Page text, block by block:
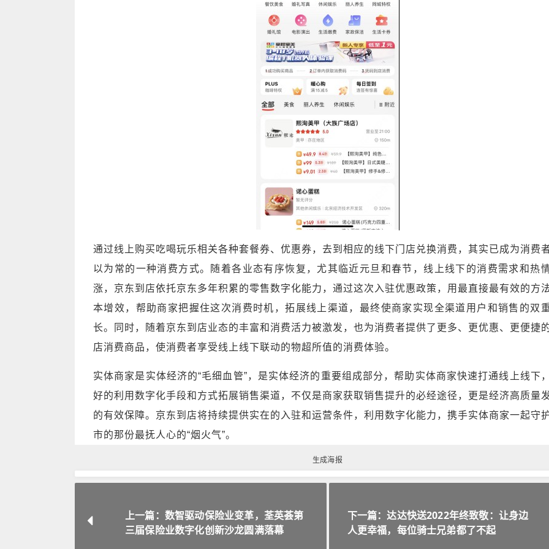
通过线上购买吃喝玩乐相关各种套餐券、优惠券，去到相应的线下门店兑换消费，其实已成为消费
以为常的一种消费方式。随着各业态有序恢复，尤其临近元旦和春节，线上线下的消费需求和热
涨，京东到店依托京东多年积累的零售数字化能力，通过这次入驻优惠政策，用最直接最有效的方
本增效，帮助商家把握住这次消费时机，拓展线上渠道，最终使商家实现全渠道用户和销售的双
长。同时，随着京东到店业态的丰富和消费活力被激发，也为消费者提供了更多、更优惠、更便捷
店消费商品，使消费者享受线上线下联动的物超所值的消费体验。
实体商家是实体经济的“毛细血管”，是实体经济的重要组成部分，帮助实体商家快速打通线上线下
好的利用数字化手段和方式拓展销售渠道，不仅是商家获取销售提升的必经途径，更是经济高质量
的有效保障。京东到店将持续提供实在的入驻和运营条件，利用数字化能力，携手实体商家一起守
市的那份最抚人心的“烟火气”。
生成海报
上一篇：数智驱动保险业变革，荃英荟第
三届保险业数字化创新沙龙圆满落幕
下一篇：达达快送2022年终致敬：让身边
人更幸福，每位骑士兄弟都了不起